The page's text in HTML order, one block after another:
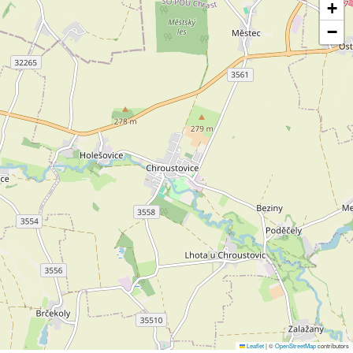
+
−
Leaflet|©OpenStreetMapcontributors